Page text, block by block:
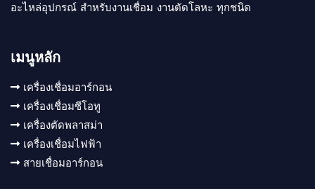
อะไหล่อุปกรณ์ สำหรับงานเชื่อม งานตัดโลหะ ทุกชนิด
เมนูหลัก
เครื่องเชื่อมอาร์กอน
เครื่องเชื่อมซีโอทู
เครื่องตัดพลาสม่า
เครื่องเชื่อมไฟฟ้า
สายเชื่อมอาร์กอน